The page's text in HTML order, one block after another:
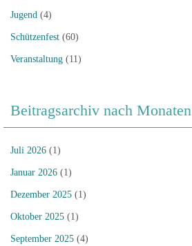
Jugend (4)
Schützenfest (60)
Veranstaltung (11)
Beitragsarchiv nach Monaten
Juli 2026 (1)
Januar 2026 (1)
Dezember 2025 (1)
Oktober 2025 (1)
September 2025 (4)